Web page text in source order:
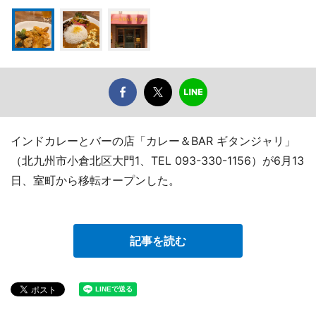
インドカレーとバーの店「カレー＆BAR ギタンジャリ」
（北九州市小倉北区大門1、TEL 093-330-1156）が6月13
日、室町から移転オープンした。
記事を読む